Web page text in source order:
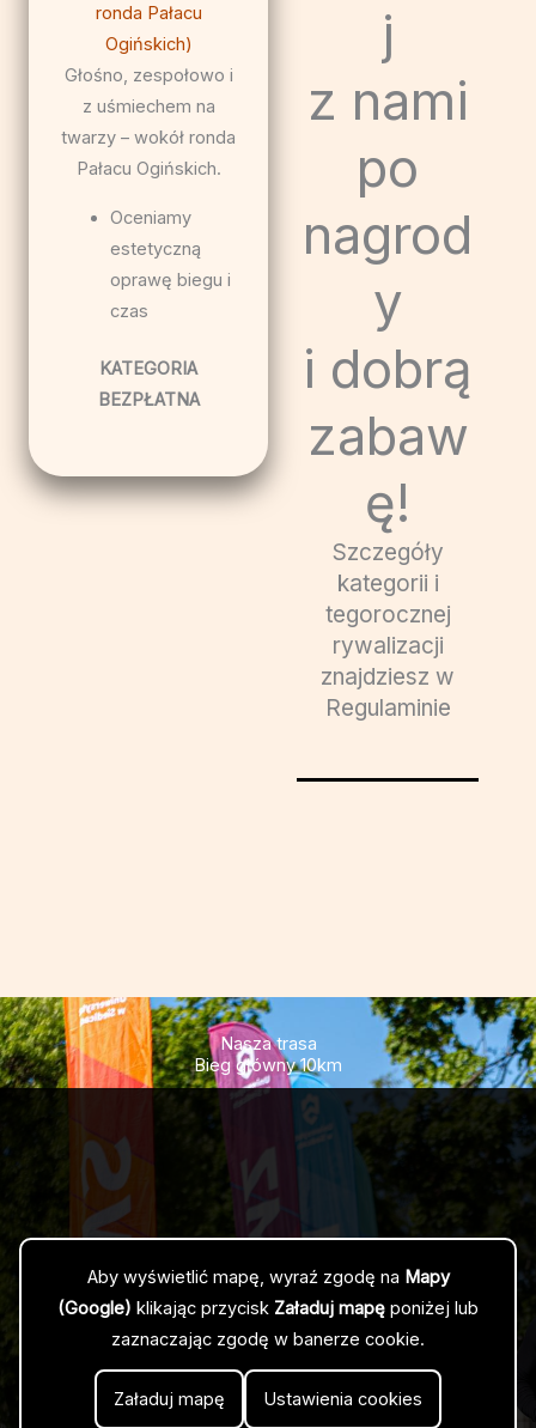
ronda Pałacu
Ogińskich)
Głośno, zespołowo i
z uśmiechem na
twarzy – wokół ronda
Pałacu Ogińskich.
Oceniamy
estetyczną
oprawę biegu i
czas
KATEGORIA
BEZPŁATNA
j
z nami
po
nagrod
y
i dobrą
zabaw
ę!
Szczegóły
kategorii i
tegorocznej
rywalizacji
znajdziesz w
Regulaminie
Nasza trasa
Bieg główny 10km
Aby wyświetlić mapę, wyraź zgodę na Mapy
(Google) klikając przycisk Załaduj mapę poniżej lub
zaznaczając zgodę w banerze cookie.
Załaduj mapę Ustawienia cookies